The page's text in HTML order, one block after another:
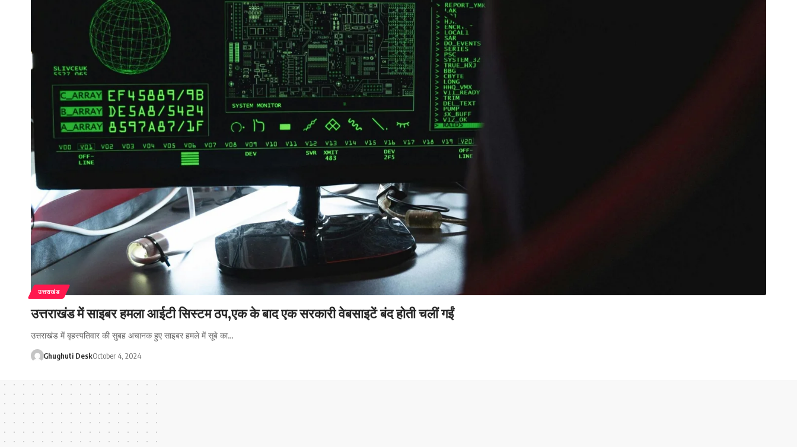
उत्तराखंड
उत्तराखंड में साइबर हमला आईटी सिस्टम ठप,एक के बाद एक सरकारी वेबसाइटें बंद होती चलीं गईं
उत्तराखंड में बृहस्पतिवार की सुबह अचानक हुए साइबर हमले में सूबे का…
Ghughuti DeskOctober 4, 2024